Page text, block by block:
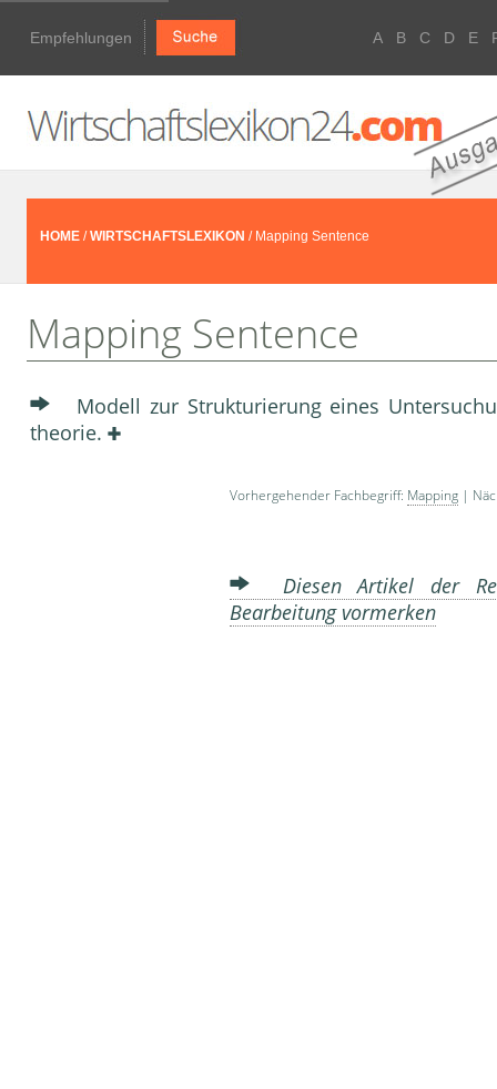
Empfehlungen A B C D E
HOME /WIRTSCHAFTSLEXIKON / Mapping Sentence
Mapping Sentence
Modell zur Strukturierung eines
theorie.
Vorhergehender Fachbegriff: Mapping |
Diesen Artikel der
Bearbeitung vormerken